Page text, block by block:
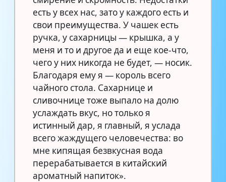
есть у всех нас, зато у каждого есть и
свои преимущества. У чашек есть
ручка, у сахарницы — крышка, а у
меня и то и другое да и еще кое-что,
чего у них никогда не будет, — носик.
Благодаря ему я — король всего
чайного стола. Сахарнице и
сливочнице тоже выпало на долю
услаждать вкус, но только я
истинный дар, я главный, я услада
всего жаждущего человечества: во
мне кипящая безвкусная вода
перерабатывается в китайский
ароматный напиток».